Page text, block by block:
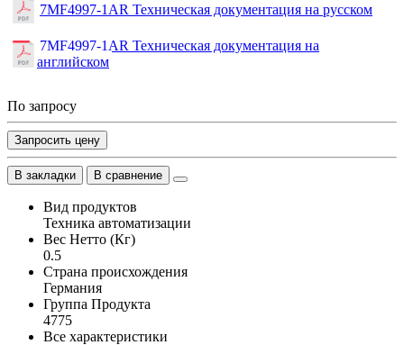
7MF4997-1AR Техническая документация на русском
7MF4997-1AR Техническая документация на
английском
По запросу
Запросить цену
В закладки В сравнение
Вид продуктов
Техника автоматизации
Вес Нетто (Кг)
0.5
Страна происхождения
Германия
Группа Продукта
4775
Все характеристики